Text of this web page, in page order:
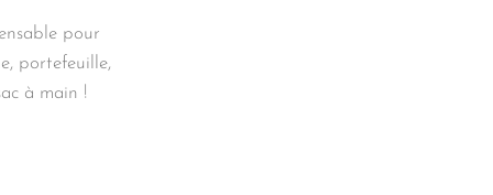
pour
portefeuille,
à main !